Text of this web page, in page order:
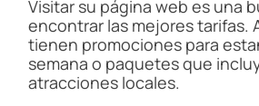
Visitar su página web es una
encontrar las mejores tarifas.
tienen promociones para
semana o paquetes que
atracciones locales.